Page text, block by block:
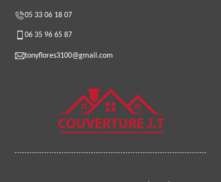
05 33 06 18 07
06 35 96 65 87
tonyflores3100@gmail.com